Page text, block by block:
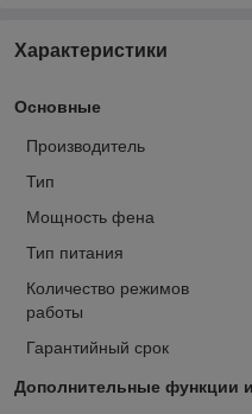
Характеристики
Основные
Производитель
Тип
Мощность фена
Тип питания
Количество режимов
работы
Гарантийный срок
Дополнительные функции